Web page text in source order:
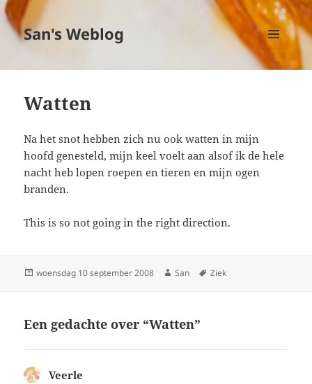
San's Weblog
MENU
EN
Watten
Na het snot hebben zich nu ook watten in mijn
hoofd genesteld, mijn keel voelt aan alsof ik de hele
nacht heb lopen roepen en tieren en mijn ogen
branden.
This is so not going in the right direction.
Geplaatst
woensdag 10 september 2008 Auteur
San Tags
Ziek
Een gedachte over “Watten”
Veerle